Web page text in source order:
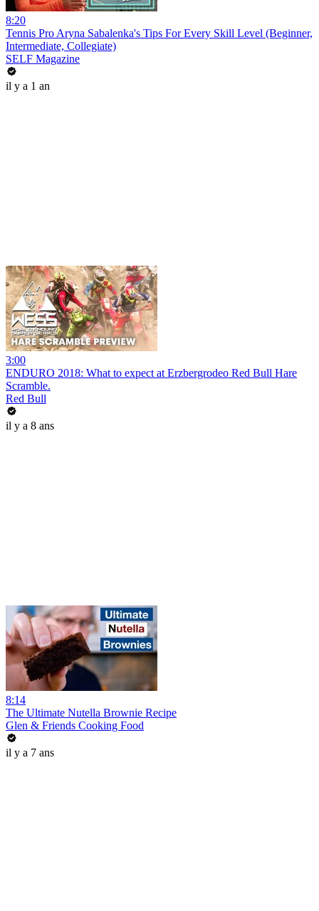
8:20
Tennis Pro Aryna Sabalenka's Tips For Every Skill Level (Beginner,
Intermediate, Collegiate)
SELF Magazine
il y a 1 an
3:00
ENDURO 2018: What to expect at Erzbergrodeo Red Bull Hare
Scramble.
Red Bull
il y a 8 ans
8:14
The Ultimate Nutella Brownie Recipe
Glen & Friends Cooking Food
il y a 7 ans